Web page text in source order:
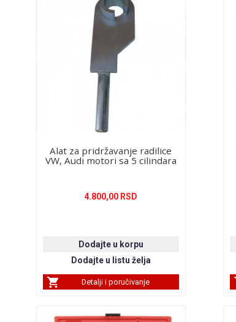
Alat za pridržavanje radilice
VW, Audi motori sa 5 cilindara
4.800,00 RSD
Detalji i poručivanje